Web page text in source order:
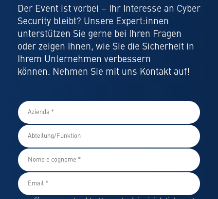
Der Event ist vorbei – Ihr Interesse an Cyber
Security bleibt? Unsere Expert:innen
unterstützen Sie gerne bei Ihren Fragen
oder zeigen Ihnen, wie Sie die Sicherheit in
Ihrem Unternehmen verbessern
können. Nehmen Sie mit uns Kontakt auf!